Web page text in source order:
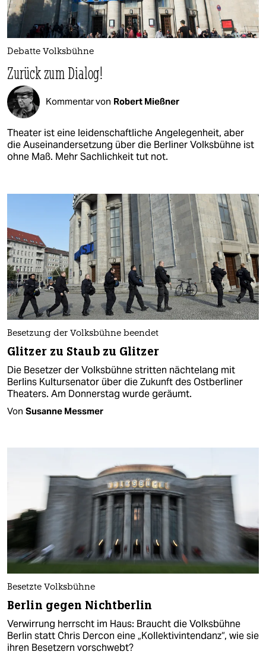
Debatte Volksbühne
Zurück zum Dialog!
Kommentar von Robert Mießner
Theater ist eine leidenschaftliche Angelegenheit, aber
die Auseinandersetzung über die Berliner Volksbühne ist
ohne Maß. Mehr Sachlichkeit tut not.
Besetzung der Volksbühne beendet
Glitzer zu Staub zu Glitzer
Die Besetzer der Volksbühne stritten nächtelang mit
Berlins Kultursenator über die Zukunft des Ostberliner
Theaters. Am Donnerstag wurde geräumt.
Von Susanne Messmer
Besetzte Volksbühne
Berlin gegen Nichtberlin
Verwirrung herrscht im Haus: Braucht die Volksbühne
Berlin statt Chris Dercon eine „Kollektivintendanz“, wie sie
ihren Besetzern vorschwebt?